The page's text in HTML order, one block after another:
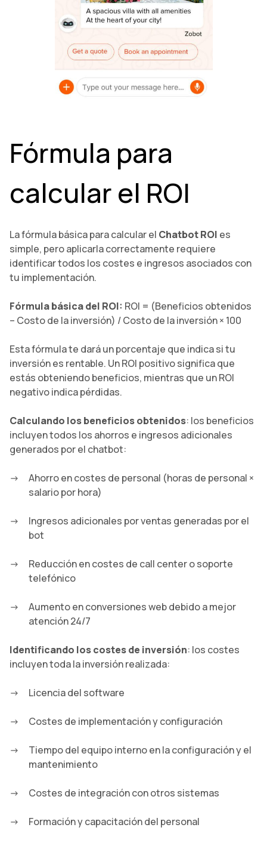
Fórmula para
calcular el ROI
La fórmula básica para calcular el Chatbot ROI es
simple, pero aplicarla correctamente requiere
identificar todos los costes e ingresos asociados con
tu implementación.
Fórmula básica del ROI: ROI = (Beneficios obtenidos
– Costo de la inversión) / Costo de la inversión × 100
Esta fórmula te dará un porcentaje que indica si tu
inversión es rentable. Un ROI positivo significa que
estás obteniendo beneficios, mientras que un ROI
negativo indica pérdidas.
Calculando los beneficios obtenidos: los beneficios
incluyen todos los ahorros e ingresos adicionales
generados por el chatbot:
Ahorro en costes de personal (horas de personal ×
salario por hora)
Ingresos adicionales por ventas generadas por el
bot
Reducción en costes de call center o soporte
telefónico
Aumento en conversiones web debido a mejor
atención 24/7
Identificando los costes de inversión: los costes
incluyen toda la inversión realizada:
Licencia del software
Costes de implementación y configuración
Tiempo del equipo interno en la configuración y el
mantenimiento
Costes de integración con otros sistemas
Formación y capacitación del personal